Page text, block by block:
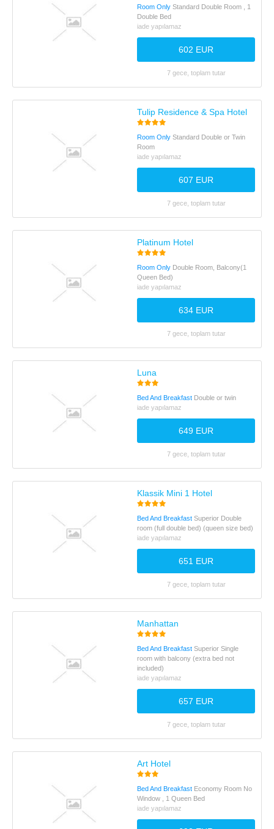
Room Only Standard Double Room , 1
Double Bed
iade yapılamaz
602 EUR
7 gece, toplam tutar
Tulip Residence & Spa Hotel
Room Only Standard Double or Twin
Room
iade yapılamaz
607 EUR
7 gece, toplam tutar
Platinum Hotel
Room Only Double Room, Balcony(1
Queen Bed)
iade yapılamaz
634 EUR
7 gece, toplam tutar
Luna
Bed And Breakfast Double or twin
iade yapılamaz
649 EUR
7 gece, toplam tutar
Klassik Mini 1 Hotel
Bed And Breakfast Superior Double
room (full double bed) (queen size bed)
iade yapılamaz
651 EUR
7 gece, toplam tutar
Manhattan
Bed And Breakfast Superior Single
room with balcony (extra bed not
included)
iade yapılamaz
657 EUR
7 gece, toplam tutar
Art Hotel
Bed And Breakfast Economy Room No
Window , 1 Queen Bed
iade yapılamaz